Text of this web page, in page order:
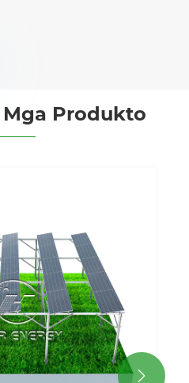
Produkto
